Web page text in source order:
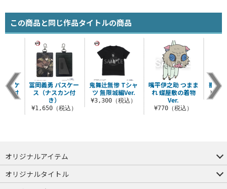
この商品と同じ作品タイトルの商品
鬼舞辻無惨 Tシャ
ツ 無限城編Ver.
¥3,300（税込）
嘴平伊之助 つまま
れ 蝶屋敷の着物
Ver.
¥770（税込）
獣の
スケ
ン付
冨岡義勇 パスケー
ス（ナスカン付
き）
¥1,650（税込）
オリジナルアイテム
つままれ
つかまれ
ピョコッテ
オリジナルタイトル
アイテムヤ
ミスカトニック大學購買部